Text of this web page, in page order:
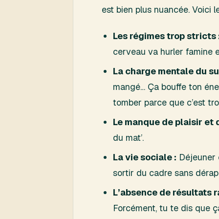
est bien plus nuancée. Voici
Les régimes trop stricts
cerveau va hurler famine
La charge mentale du
mangé… Ça bouffe ton
tomber parce que c’est
Le manque de plaisir et
du mat’.
La vie sociale : Déjeuner
sortir du cadre sans
L’absence de résultats
Forcément, tu te dis que